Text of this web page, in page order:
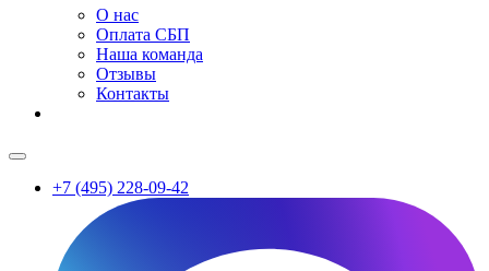
О нас
Оплата СБП
Наша команда
Отзывы
Контакты
+7 (495) 228-09-42